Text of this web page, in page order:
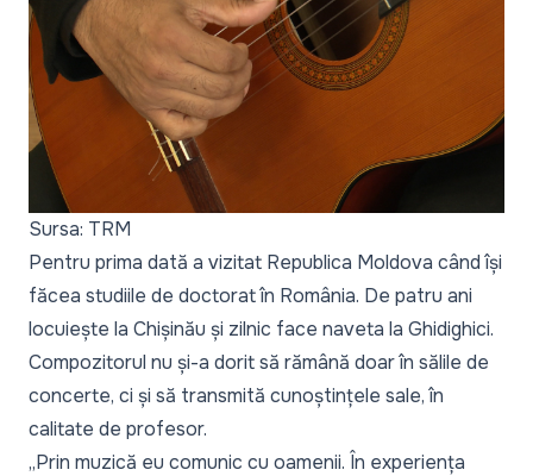
Sursa: TRM
Pentru prima dată a vizitat Republica Moldova când își
făcea studiile de doctorat în România. De patru ani
locuiește la Chișinău și zilnic face naveta la Ghidighici.
Compozitorul nu și-a dorit să rămână doar în sălile de
concerte, ci și să transmită cunoștințele sale, în
calitate de profesor.
„Prin muzică eu comunic cu oamenii. În experiența